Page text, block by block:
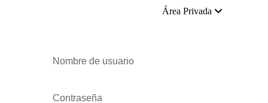
Área Privada